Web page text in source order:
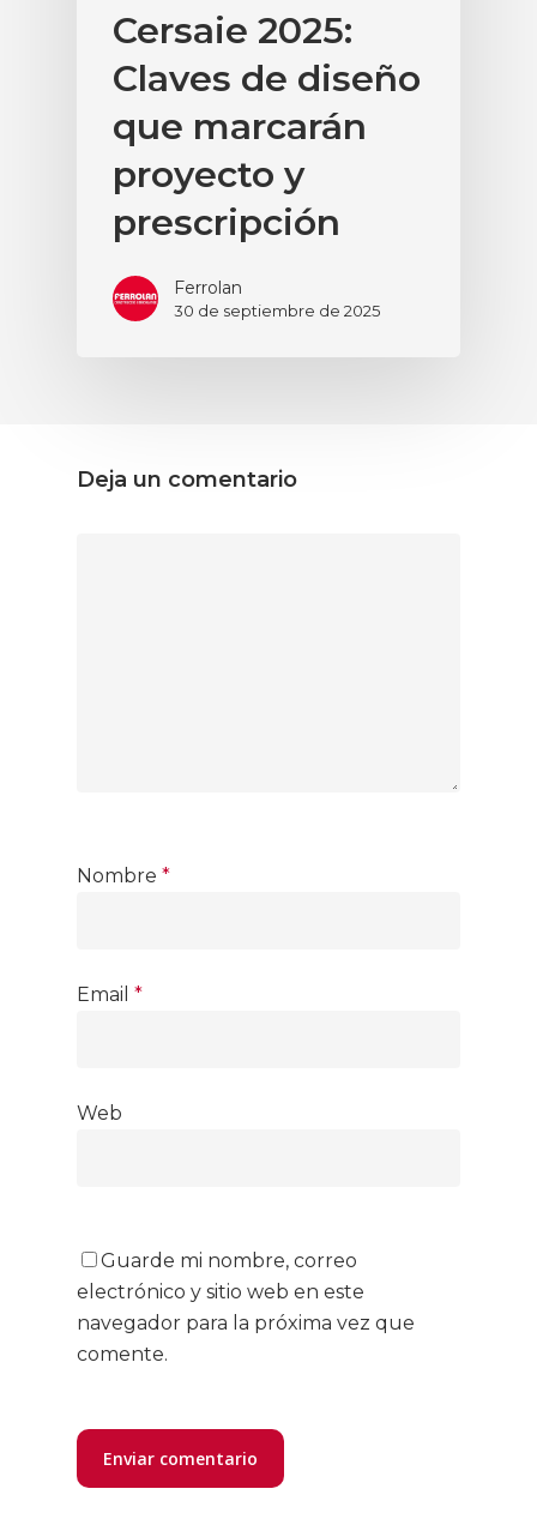
Cersaie 2025:
Claves de diseño
que marcarán
proyecto y
prescripción
Ferrolan
30 de septiembre de 2025
Deja un comentario
Nombre *
Email *
Web
Guarde mi nombre, correo
electrónico y sitio web en este
navegador para la próxima vez que
comente.